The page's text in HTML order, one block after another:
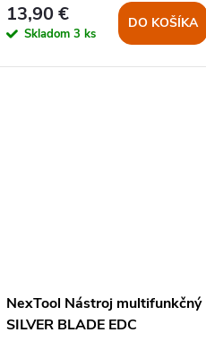
13,90 €
Skladom 3 ks
DO KOŠÍKA
NexTool Nástroj multifunkčný
SILVER BLADE EDC